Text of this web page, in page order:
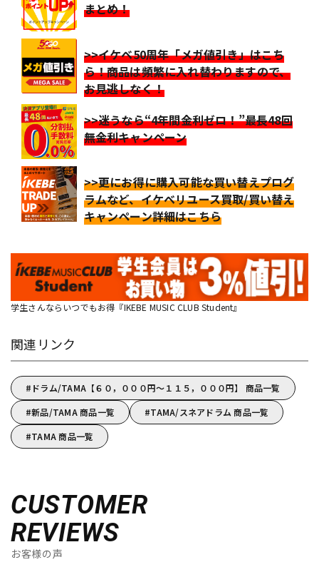
まとめ！
>>イケベ50周年「メガ値引き」はこち
ら！商品は頻繁に入れ替わりますので、
お見逃しなく！
>>迷うなら“4年間金利ゼロ！”最長48回
無金利キャンペーン
>>更にお得に購入可能な買い替えプログ
ラムなど、イケベリユース買取/買い替え
キャンペーン詳細はこちら
学生さんならいつでもお得『IKEBE MUSIC CLUB Student』
関連リンク
ドラム/TAMA【６０，０００円～１１５，０００円】 商品一覧
新品/TAMA 商品一覧
TAMA/スネアドラム 商品一覧
TAMA 商品一覧
CUSTOMER
REVIEWS
お客様の声